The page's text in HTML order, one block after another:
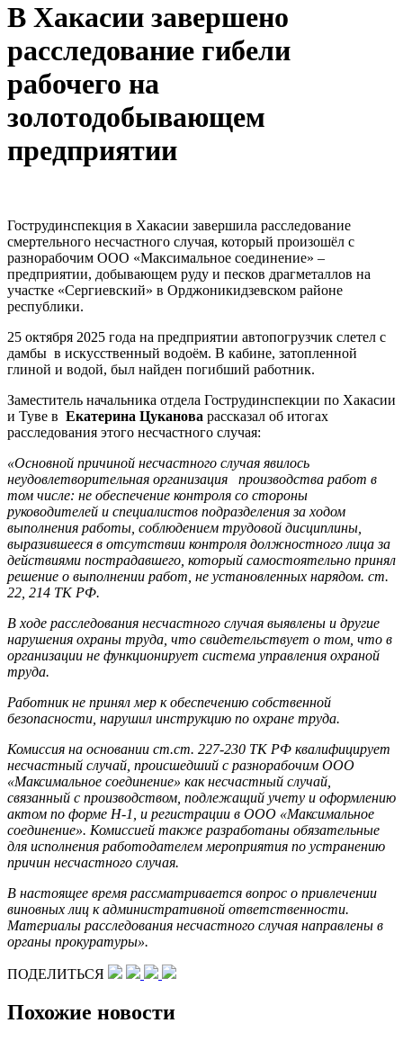
В Хакасии завершено
расследование гибели
рабочего на
золотодобывающем
предприятии
Гострудинспекция в Хакасии завершила расследование
смертельного несчастного случая, который произошёл с
разнорабочим ООО «Максимальное соединение» –
предприятии, добывающем руду и песков драгметаллов на
участке «Сергиевский» в Орджоникидзевском районе
республики.
25 октября 2025 года на предприятии автопогрузчик слетел с
дамбы в искусственный водоём. В кабине, затопленной
глиной и водой, был найден погибший работник.
Заместитель начальника отдела Гострудинспекции по Хакасии
и Туве в Екатерина Цуканова рассказал об итогах
расследования этого несчастного случая:
«Основной причиной несчастного случая явилось
неудовлетворительная организация производства работ в
том числе: не обеспечение контроля со стороны
руководителей и специалистов подразделения за ходом
выполнения работы, соблюдением трудовой дисциплины,
выразившееся в отсутствии контроля должностного лица за
действиями пострадавшего, который самостоятельно принял
решение о выполнении работ, не установленных нарядом. ст.
22, 214 ТК РФ.
В ходе расследования несчастного случая выявлены и другие
нарушения охраны труда, что свидетельствует о том, что в
организации не функционирует система управления охраной
труда.
Работник не принял мер к обеспечению собственной
безопасности, нарушил инструкцию по охране труда.
Комиссия на основании ст.ст. 227-230 ТК РФ квалифицирует
несчастный случай, происшедший с разнорабочим ООО
«Максимальное соединение» как несчастный случай,
связанный с производством, подлежащий учету и оформлению
актом по форме Н-1, и регистрации в ООО «Максимальное
соединение». Комиссией также разработаны обязательные
для исполнения работодателем мероприятия по устранению
причин несчастного случая.
В настоящее время рассматривается вопрос о привлечении
виновных лиц к административной ответственности.
Материалы расследования несчастного случая направлены в
органы прокуратуры».
ПОДЕЛИТЬСЯ
Похожие новости